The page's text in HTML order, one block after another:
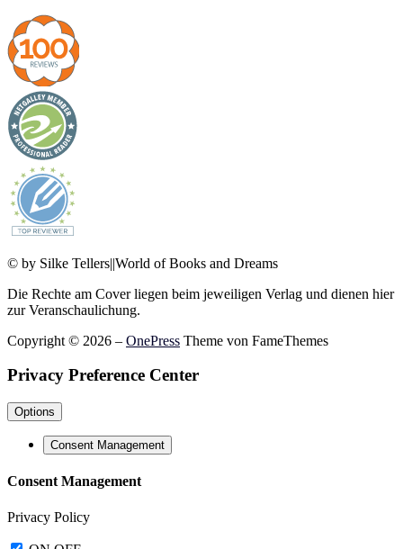
© by Silke Tellers||World of Books and Dreams
Die Rechte am Cover liegen beim jeweiligen Verlag und dienen hier
zur Veranschaulichung.
Copyright © 2026 – OnePress Theme von FameThemes
Privacy Preference Center
Options
Consent Management
Consent Management
Privacy Policy